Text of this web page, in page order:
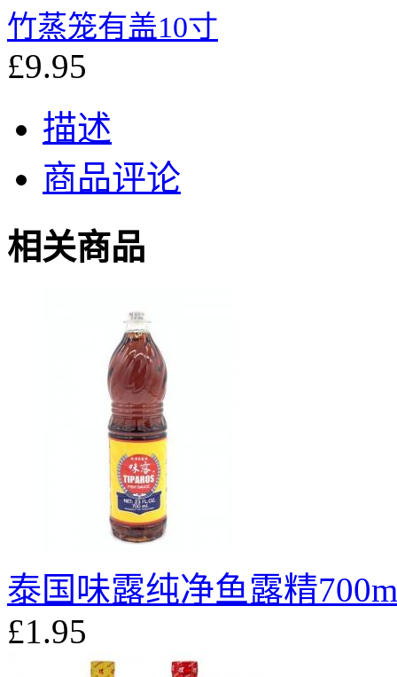
竹蒸笼有盖10寸
£9.95
描述
商品评论
相关商品
泰国味露纯净鱼露精
£1.95